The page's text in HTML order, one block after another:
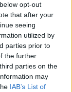
opt-out
that after your
seeing
utilized by
parties prior to
the further
parties on the
may
IAB’s List of